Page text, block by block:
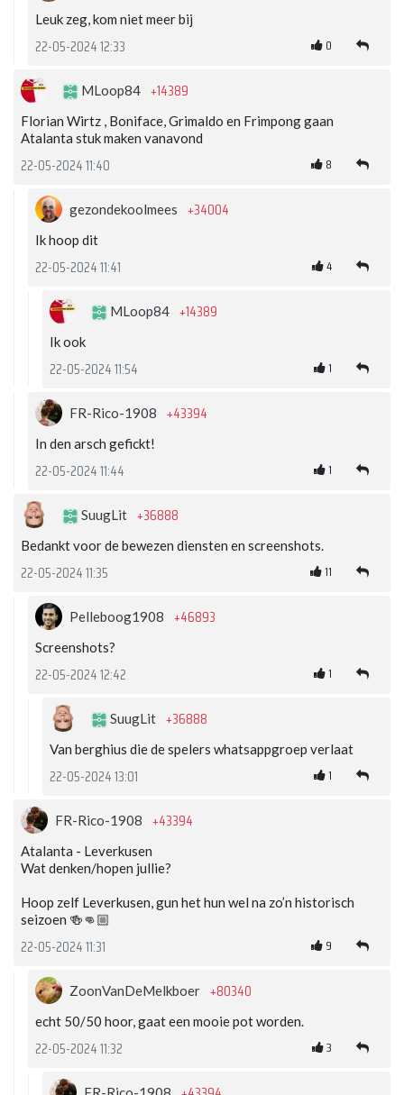
Leuk zeg, kom niet meer bij
22-05-2024 12:33 0
MLoop84 +14389
Florian Wirtz , Boniface, Grimaldo en Frimpong gaan
Atalanta stuk maken vanavond
22-05-2024 11:40 8
gezondekoolmees +34004
Ik hoop dit
22-05-2024 11:41 4
MLoop84 +14389
Ik ook
22-05-2024 11:54 1
FR-Rico-1908 +43394
In den arsch gefickt!
22-05-2024 11:44 1
SuugLit +36888
Bedankt voor de bewezen diensten en screenshots.
22-05-2024 11:35 11
Pelleboog1908 +46893
Screenshots?
22-05-2024 12:42 1
SuugLit +36888
Van berghius die de spelers whatsappgroep verlaat
22-05-2024 13:01 1
FR-Rico-1908 +43394
Atalanta - Leverkusen
Wat denken/hopen jullie?
Hoop zelf Leverkusen, gun het hun wel na zo’n historisch
seizoen 🍻👊🏼
22-05-2024 11:31 9
ZoonVanDeMelkboer +80340
echt 50/50 hoor, gaat een mooie pot worden.
22-05-2024 11:32 3